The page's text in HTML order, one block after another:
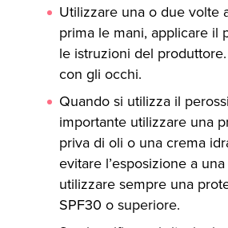
Utilizzare una o due volte
prima le mani, applicare il
le istruzioni del
con gli occhi.
Quando si utilizza il
importante utilizzare una
priva di oli o una crema
evitare l’esposizione a
utilizzare sempre una
SPF30 o superiore.